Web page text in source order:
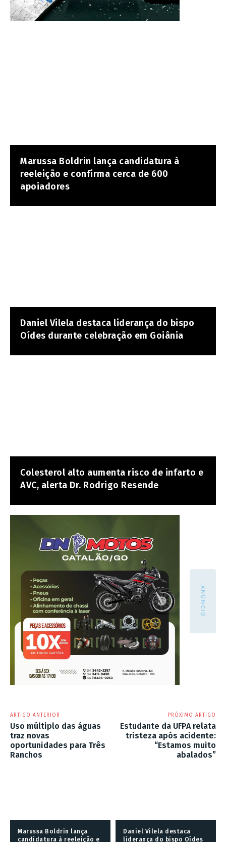
Marussa Boldrin lança candidatura à
reeleição e confirma cerca de 600
apoiadores
Daniel Vilela destaca liderança do bispo
Oídes durante celebração em Goiânia
Colesterol alto aumenta risco de infarto e
AVC, alerta Dr. Rodrigo Resende
- ANÚNCIO -
ARTIGO ANTERIOR
Uso múltiplo das águas
traz novas
oportunidades para Três
Ranchos
PRÓXIMO ARTIGO
Estudante da UFPA relata
tristeza após acidente:
“Estamos muito
abalados”
Marussa Boldrin lança
candidatura à reeleição e
Daniel Vilela destaca
liderança do bispo Oídes